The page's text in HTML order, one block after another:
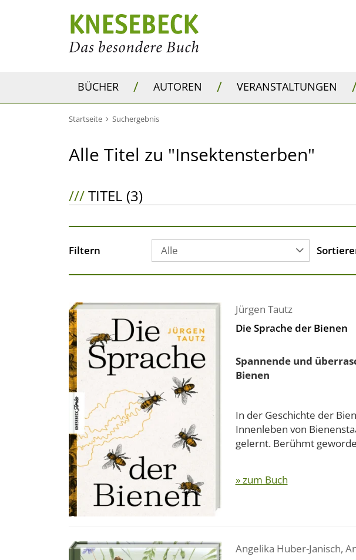
BÜCHER / AUTOREN / VERANSTALTUNGEN
Startseite Suchergebnis
Alle Titel zu "Insektensterben"
///TITEL (3)
Filtern Alle
Jürgen Tautz
Die Sprache der Bienen
Spannende und
Bienen
In der Geschichte der
Innenleben von
gelernt. Berühmt
» zum Buch
Angelika Huber-Janisch,